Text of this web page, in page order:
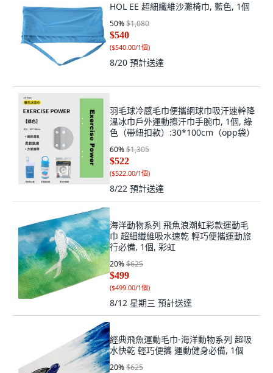
HOL EE 超細纖維沙灘椅巾, 藍色, 1個
50%$1,080
$540
($540.00/1個)
8/20 預計送達
羽毛球冷感毛巾便攜網球巾吸汗速幹降
溫冰巾戶外運動擦汗巾手腕巾, 1個, 綠
色（帶紐扣款）:30*100cm（opp袋）
60%$1,305
$522
($522.00/1個)
8/22 預計送達
海洋動物系列 飛魚浪潮虹彩款運動毛
巾 超細纖維吸水速乾 輕巧便攜運動旅
行必備, 1個, 彩虹
20%$625
$499
($499.00/1個)
8/12 星期三 預計送達
經典飛魚運動毛巾-海洋動物系列 超吸
水快乾 輕巧便攜 運動健身必備, 1個
20%$625